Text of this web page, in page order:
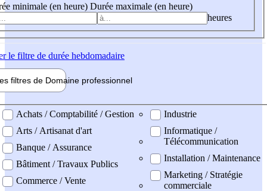
minimale (en heure) Durée maximale (en heure)
heures
le filtre de durée hebdomadaire
filtres de Domaine professionnel
professionel
Achats / Comptabilité / Gestion
Arts / Artisanat d'art
Banque / Assurance
Bâtiment / Travaux Publics
Commerce / Vente
Industrie
Informatique /
Télécommunication
Installation / Maintenance
Marketing / Stratégie
commerciale